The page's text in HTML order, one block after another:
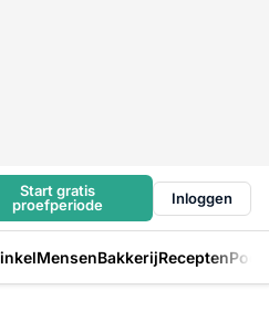
Start gratis
proefperiode
Inloggen
MensenBakkerijRecepten